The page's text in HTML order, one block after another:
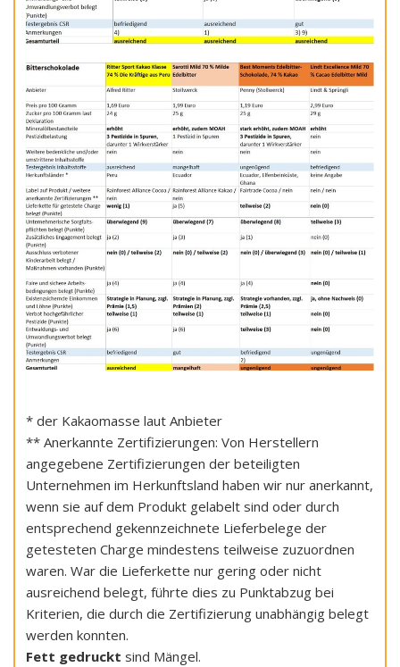
* der Kakaomasse laut Anbieter
** Anerkannte Zertifizierungen: Von Herstellern
angegebene Zertifizierungen der beteiligten
Unternehmen im Herkunftsland haben wir nur anerkannt,
wenn sie auf dem Produkt gelabelt sind oder durch
entsprechend gekennzeichnete Lieferbelege der
getesteten Charge mindestens teilweise zuzuordnen
waren. War die Lieferkette nur gering oder nicht
ausreichend belegt, führte dies zu Punktabzug bei
Kriterien, die durch die Zertifizierung unabhängig belegt
werden konnten.
Fett gedruckt sind Mängel.